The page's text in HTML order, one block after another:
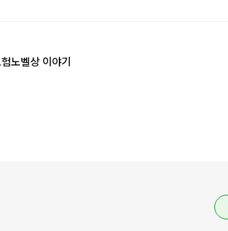
노벨상 이야기